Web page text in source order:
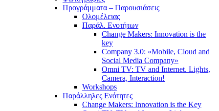
Προγράμματα – Παρουσιάσεις
Ολομέλειας
Παράλ. Ενοτήτων
Change Makers: Innovation is the
key
Company 3.0: «Mobile, Cloud and
Social Media Company»
Omni TV: TV and Internet. Lights,
Camera, Interaction!
Workshops
Παράλληλες Ενότητες
Change Makers: Innovation is the Key